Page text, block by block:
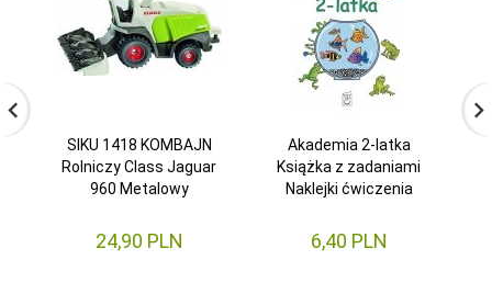
SIKU 1418 KOMBAJN
Rolniczy Class Jaguar
960 Metalowy
24,90 PLN
Akademia 2-latka
Książka z zadaniami
Naklejki ćwiczenia
6,40 PLN